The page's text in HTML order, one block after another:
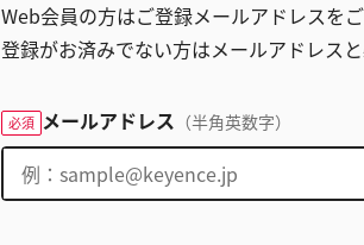
Web会員の方はご登録メールアドレスをご
登録がお済みでない方はメールアドレス
必須 メールアドレス （半角英数字）